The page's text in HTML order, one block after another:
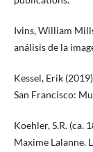
Ivins, William
análisis de la
Kessel, Erik
San Francisco:
Koehler, S.R. (ca.
Maxime Lalanne.